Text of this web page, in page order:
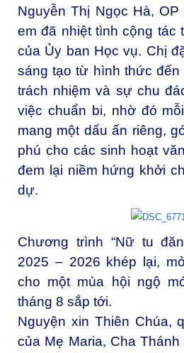
Nguyễn Thị Ngọc Hà,
em đã nhiệt tình cộng tác
của Ủy ban Học vụ. Chị
sáng tạo từ hình thức đến
trách nhiệm và sự chu
việc chuẩn bi, nhờ đó
mang một dấu ấn riêng,
phú cho các sinh hoạt
đem lại niềm hứng khởi
dự.
Chương trình “Nữ tu
2025 – 2026 khép lại,
cho một mùa hội ngộ
tháng 8 sắp tới.
Nguyện xin Thiên Chúa,
của Mẹ Maria, Cha